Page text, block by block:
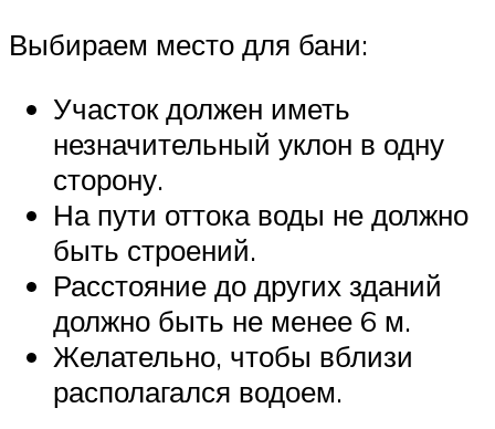
Выбираем место для бани:
Участок должен иметь
незначительный уклон в одну
сторону.
На пути оттока воды не должно
быть строений.
Расстояние до других зданий
должно быть не менее 6 м.
Желательно, чтобы вблизи
располагался водоем.